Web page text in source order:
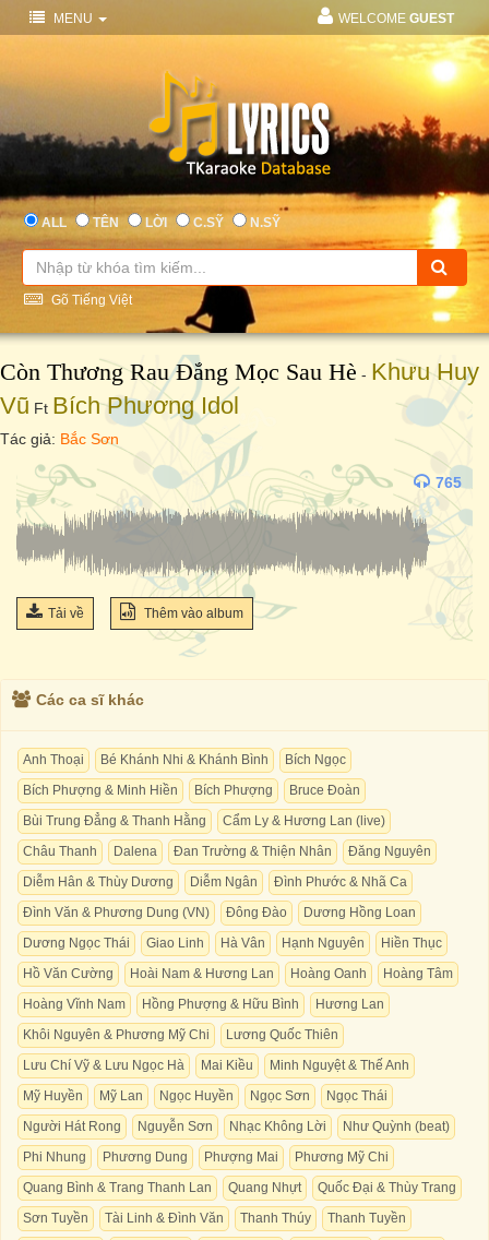
MENU WELCOME GUEST
ALL TÊN LỜI C.SỸ N.SỸ
Gõ Tiếng Việt
Còn Thương Rau Đắng Mọc Sau Hè - Khưu Huy
Vũ Ft Bích Phương Idol
Tác giả: Bắc Sơn
765
Tải về Thêm vào album
Các ca sĩ khác
Anh Thoại Bé Khánh Nhi & Khánh Bình
Bích Ngọc
Bích Phượng & Minh Hiền
Bích Phượng
Bruce Đoàn
Bùi Trung Đẳng & Thanh Hằng
Cẩm Ly & Hương Lan (live)
Châu Thanh
Dalena Đan Trường & Thiện Nhân
Đăng Nguyên
Diễm Hân & Thùy Dương
Diễm Ngân
Đình Phước & Nhã Ca
Đình Văn & Phương Dung (VN)
Đông Đào
Dương Hồng Loan
Dương Ngọc Thái
Giao Linh Hà Vân Hạnh Nguyên
Hiền Thục
Hồ Văn Cường
Hoài Nam & Hương Lan Hoàng Oanh
Hoàng Tâm
Hoàng Vĩnh Nam
Hồng Phượng & Hữu Bình
Hương Lan
Khôi Nguyên & Phương Mỹ Chi
Lương Quốc Thiên
Lưu Chí Vỹ & Lưu Ngọc Hà
Mai Kiều
Minh Nguyệt & Thế Anh
Mỹ Huyền
Mỹ Lan Ngọc Huyền Ngọc Sơn
Ngọc Thái
Người Hát Rong
Nguyễn Sơn Nhạc Không Lời
Như Quỳnh (beat)
Phi Nhung
Phương Dung Phượng Mai
Phương Mỹ Chi
Quang Bình & Trang Thanh Lan
Quang Nhựt
Quốc Đại & Thùy Trang
Sơn Tuyền
Tài Linh & Đình Văn Thanh Thúy
Thanh Tuyền